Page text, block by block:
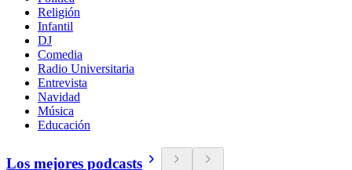
Religión
Infantil
DJ
Comedia
Radio Universitaria
Entrevista
Navidad
Música
Educación
Los mejores podcasts